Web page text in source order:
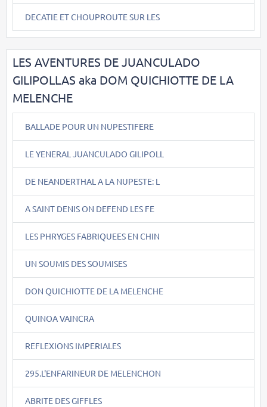
DECATIE ET CHOUPROUTE SUR LES
LES AVENTURES DE JUANCULADO
GILIPOLLAS aka DOM QUICHIOTTE DE LA
MELENCHE
BALLADE POUR UN NUPESTIFERE
LE YENERAL JUANCULADO GILIPOLL
DE NEANDERTHAL A LA NUPESTE: L
A SAINT DENIS ON DEFEND LES FE
LES PHRYGES FABRIQUEES EN CHIN
UN SOUMIS DES SOUMISES
DON QUICHIOTTE DE LA MELENCHE
QUINOA VAINCRA
REFLEXIONS IMPERIALES
295.L'ENFARINEUR DE MELENCHON
ABRITE DES GIFFLES